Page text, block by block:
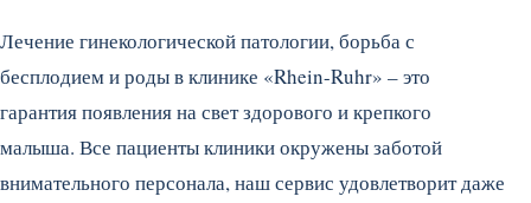
Лечение гинекологической патологии, борьба с
бесплодием и роды в клинике «Rhein-Ruhr» – это
гарантия появления на свет здорового и крепкого
малыша. Все пациенты клиники окружены заботой
внимательного персонала, наш сервис удовлетворит даже